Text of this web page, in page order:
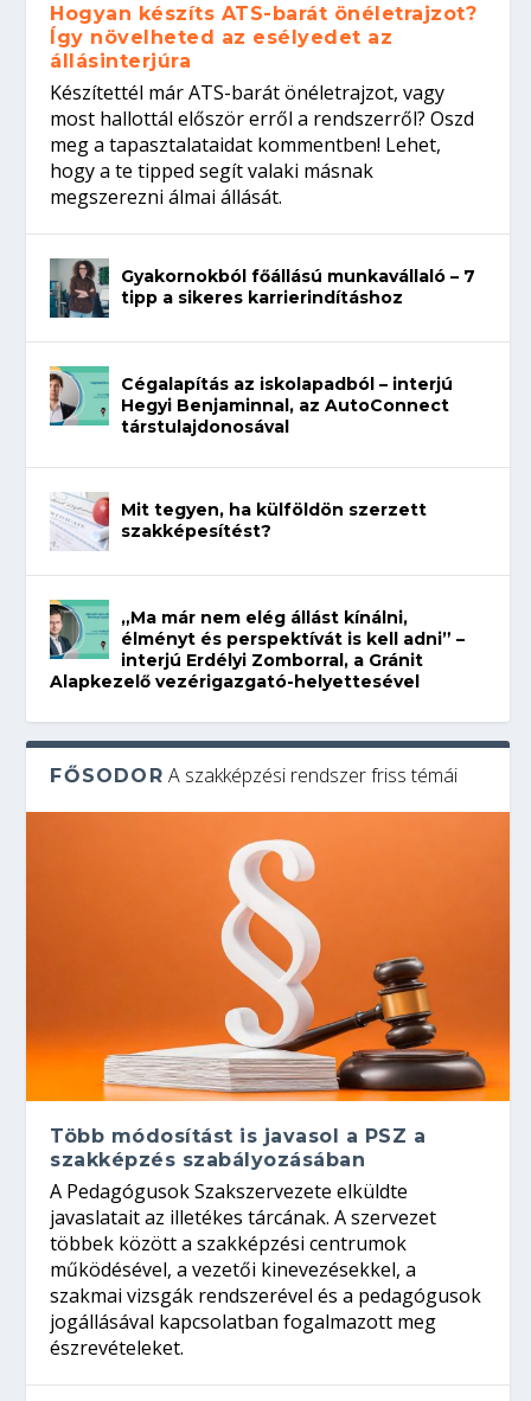
Hogyan készíts ATS-barát önéletrajzot?
Így növelheted az esélyedet az
állásinterjúra
Készítettél már ATS-barát önéletrajzot, vagy
most hallottál először erről a rendszerről? Oszd
meg a tapasztalataidat kommentben! Lehet,
hogy a te tipped segít valaki másnak
megszerezni álmai állását.
Gyakornokból főállású munkavállaló – 7
tipp a sikeres karrierindításhoz
Cégalapítás az iskolapadból – interjú
Hegyi Benjaminnal, az AutoConnect
társtulajdonosával
Mit tegyen, ha külföldön szerzett
szakképesítést?
„Ma már nem elég állást kínálni,
élményt és perspektívát is kell adni” –
interjú Erdélyi Zomborral, a Gránit
Alapkezelő vezérigazgató-helyettesével
FŐSODOR A szakképzési rendszer friss témái
Több módosítást is javasol a PSZ a
szakképzés szabályozásában
A Pedagógusok Szakszervezete elküldte
javaslatait az illetékes tárcának. A szervezet
többek között a szakképzési centrumok
működésével, a vezetői kinevezésekkel, a
szakmai vizsgák rendszerével és a pedagógusok
jogállásával kapcsolatban fogalmazott meg
észrevételeket.